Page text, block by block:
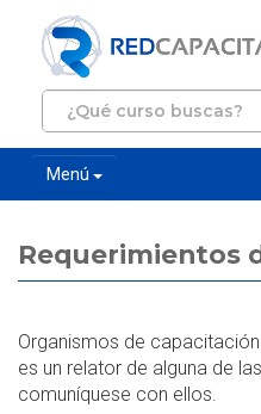
Menú
Requerimientos
Organismos de
es un relator de alguna de
comuníquese con ellos.